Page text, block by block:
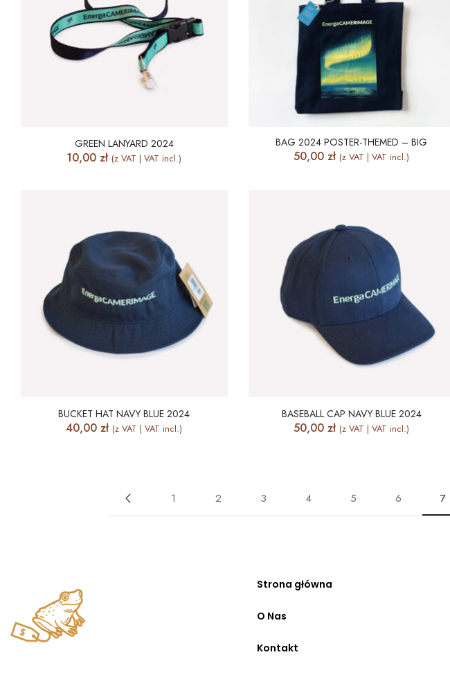
GREEN LANYARD 2024
10,00zł (z VAT | VAT incl.)
BAG 2024 POSTER-THEMED – BIG
50,00zł (z VAT | VAT incl.)
BUCKET HAT NAVY BLUE 2024
40,00zł (z VAT | VAT incl.)
BASEBALL CAP NAVY BLUE 2024
50,00zł (z VAT | VAT incl.)
1 2 3 4 5 6 7
Strona główna
O Nas
Kontakt